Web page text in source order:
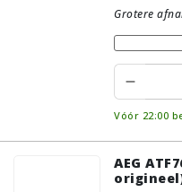
Grotere
Vóór 22:00
AEG